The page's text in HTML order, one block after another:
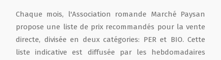
Chaque mois, l'Association romande Marché Paysan
propose une liste de prix recommandés pour la vente
directe, divisée en deux catégories: PER et BIO. Cette
liste indicative est diffusée par les hebdomadaires
Film de présentation
Fête Marché Paysan